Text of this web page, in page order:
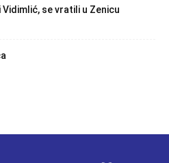
se vratili u Zenicu